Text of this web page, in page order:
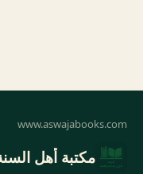
مكتبة أهل